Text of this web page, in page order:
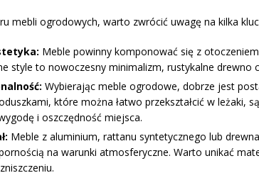
mebli ogrodowych, warto zwrócić uwagę na kilka
Meble powinny komponować się z
style to nowoczesny minimalizm, rustykalne drewno
Wybierając meble ogrodowe, dobrze jest
które można łatwo przekształcić w leżaki,
i oszczędność miejsca.
Meble z aluminium, rattanu syntetycznego lub
na warunki atmosferyczne. Warto unikać